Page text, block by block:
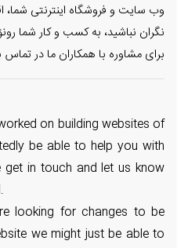
وب سایت و فروشگاه اینترنتی شما،
نگران نباشید، به کسب و کار شما
برای مشاوره با همکاران ما در تماس
on building websites of
be able to help you with
get in touch and let us know
looking for changes to be
we might just be able to